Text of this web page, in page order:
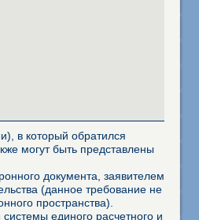
в который обратился
могут быть представлены
документа, заявителем
(данное требование не
пространства).
единого расчетного и